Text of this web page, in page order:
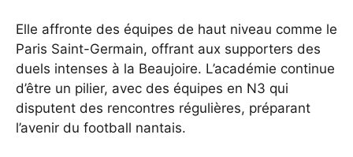
Elle affronte des équipes de haut niveau comme le
Paris Saint-Germain, offrant aux supporters des
duels intenses à la Beaujoire. L’académie continue
d’être un pilier, avec des équipes en N3 qui
disputent des rencontres régulières, préparant
l’avenir du football nantais.